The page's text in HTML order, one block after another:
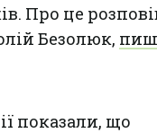
Про це
Безолюк,
показали, що